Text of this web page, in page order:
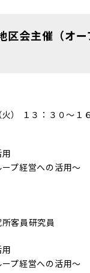
区会主催（オ
） １３：３０～１
プ経営への活用～
客員研究員
プ経営への活用～